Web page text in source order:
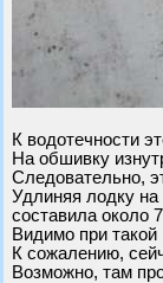
К водотечности
На обшивку
Следовательно,
Удлиняя лодку
составила около
Видимо при
К сожалению,
Возможно, там